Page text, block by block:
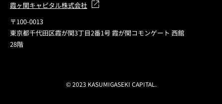
霞ヶ関キャピタル株式会社
〒100-0013
東京都千代田区霞が関3丁目2番1号 霞が関コモンゲート 西館
28階
© 2023 KASUMIGASEKI CAPITAL.